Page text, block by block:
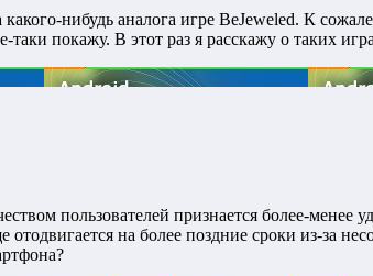
какого-нибудь аналога игре BeJeweled. К
таки покажу. В этот раз я расскажу о таких
пользователей признается более-
на более поздние сроки из-за